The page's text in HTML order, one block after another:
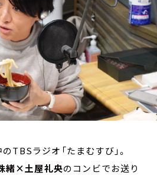
TBSラジオ「たまむすび」。
緒×土屋礼央のコンビでお送り